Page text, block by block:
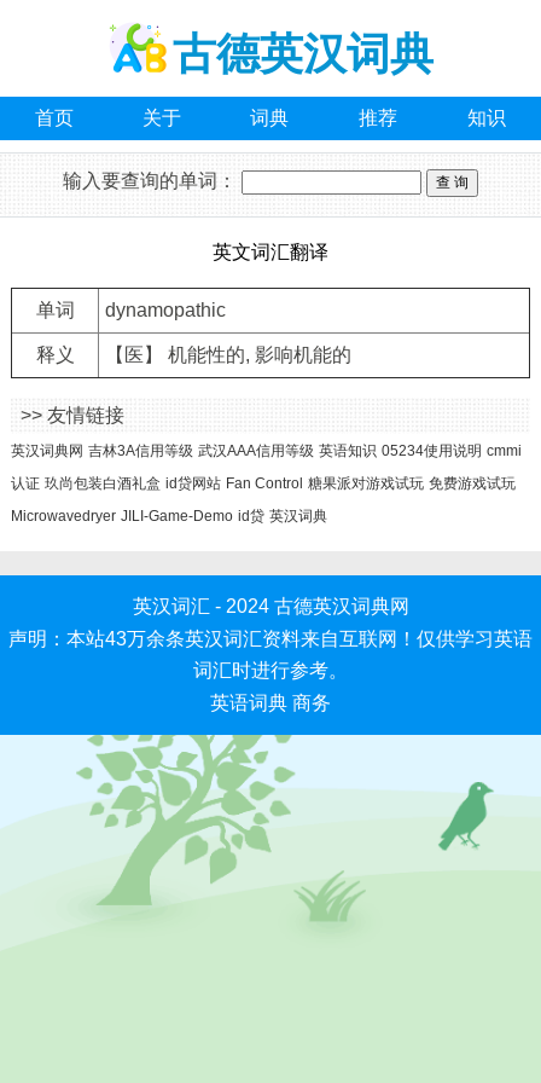
古德英汉词典
首页 关于 词典 推荐 知识
输入要查询的单词：
英文词汇翻译
单词 dynamopathic
释义 【医】 机能性的, 影响机能的
>> 友情链接
英汉词典网 吉林3A信用等级 武汉AAA信用等级 英语知识 05234使用说明 cmmi
认证 玖尚包装白酒礼盒 id贷网站 Fan Control 糖果派对游戏试玩 免费游戏试玩
Microwavedryer JILI-Game-Demo id贷 英汉词典
英汉词汇 - 2024 古德英汉词典网
声明：本站43万余条英汉词汇资料来自互联网！仅供学习英语
词汇时进行参考。
英语词典 商务